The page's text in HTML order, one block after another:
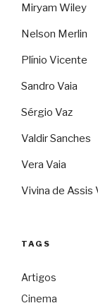
Miryam Wiley
Nelson Merlin
Plínio Vicente
Sandro Vaia
Sérgio Vaz
Valdir Sanches
Vera Vaia
Vivina de Assis
TAGS
Artigos
Cinema